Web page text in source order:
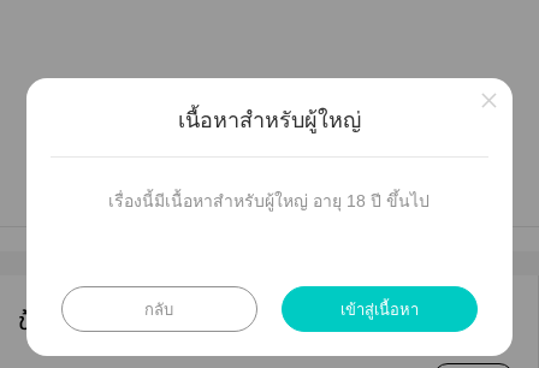
Enjoy Reading ka.
ข้อมูลนักเขียน
เนื้อหาสำหรับผู้ใหญ่
เรื่องนี้มีเนื้อหาสำหรับผู้ใหญ่ อายุ 18 ปี ขึ้นไป
กลับ เข้าสู่เนื้อหา
×